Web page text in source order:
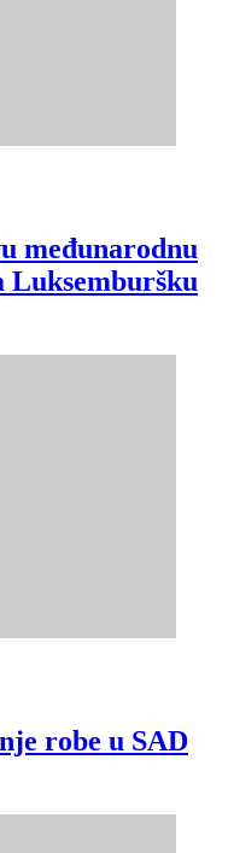
međunarodnu
Luksemburšku
robe u SAD